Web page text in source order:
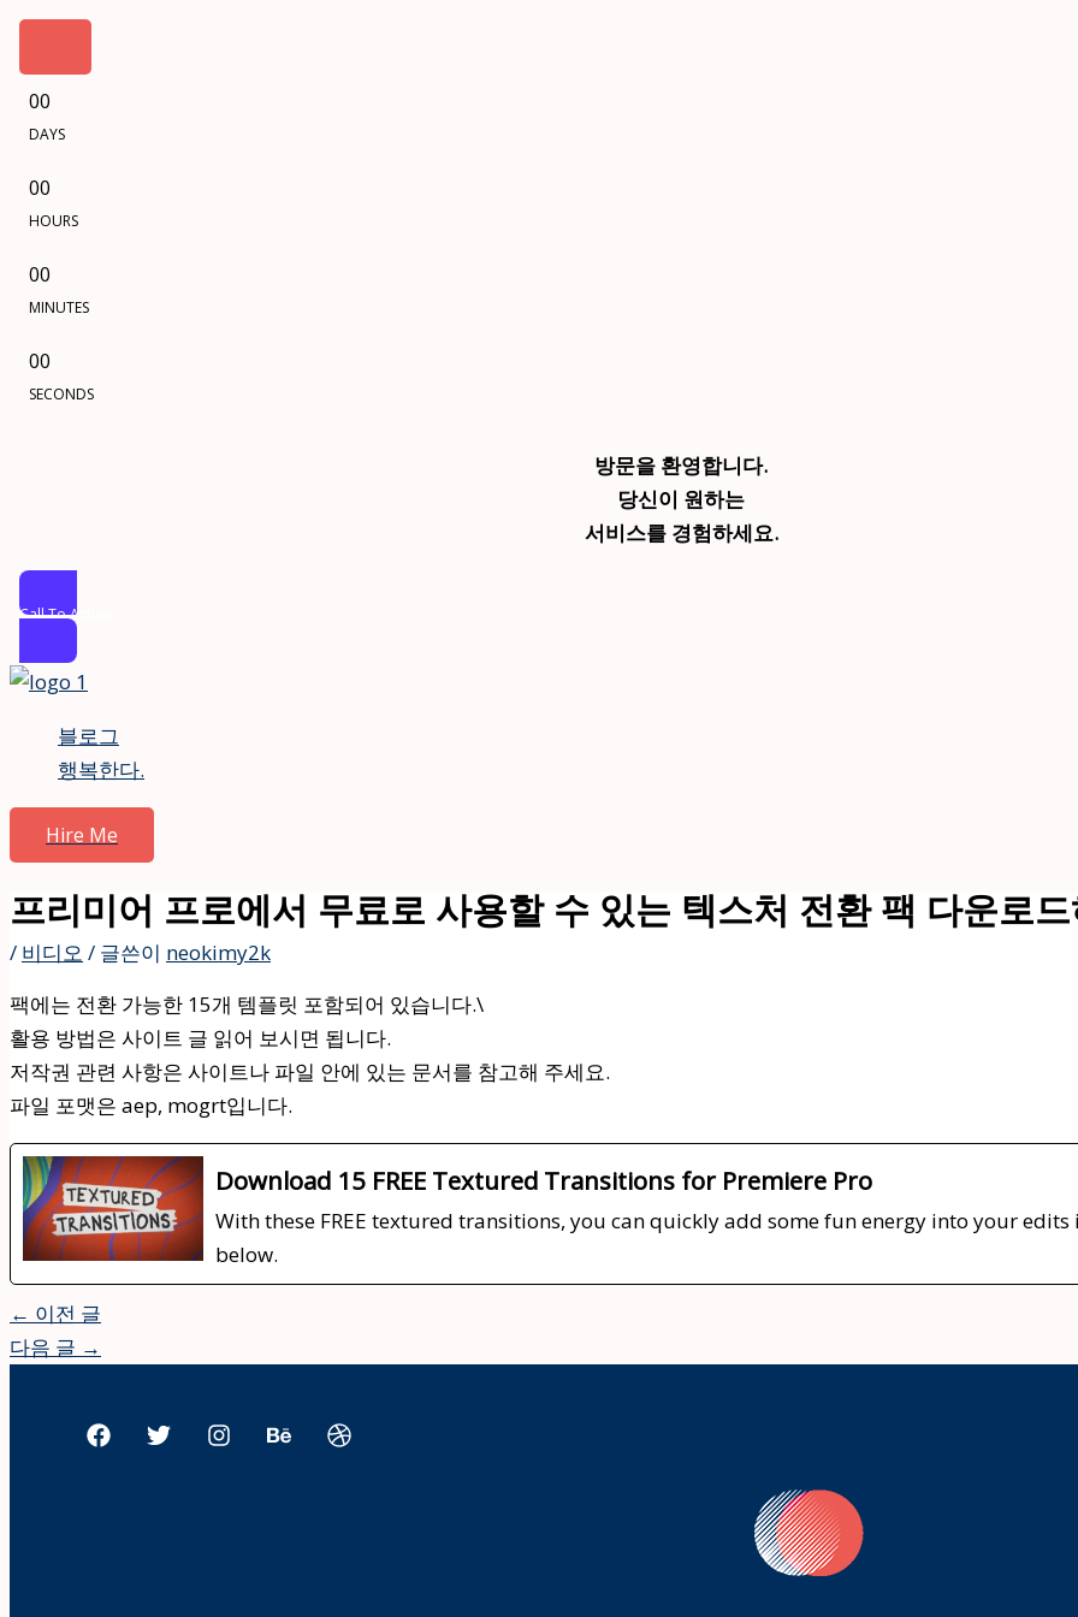
00
DAYS
00
HOURS
00
MINUTES
00
SECONDS
방문을 환영합니다.
당신이 원하는
서비스를 경험하세요.
Call To Action
콘
건
기
블로그
행복한다.
Hire Me
프리미어 프로에서 무료로 사용할 수 있는 텍스처 전환 팩 다운로
/ 비디오 / 글쓴이 neokimy2k
팩에는 전환 가능한 15개 템플릿 포함되어 있습니다.\
활용 방법은 사이트 글 읽어 보시면 됩니다.
저작권 관련 사항은 사이트나 파일 안에 있는 문서를 참고해 주세요.
파일 포맷은 aep, mogrt입니다.
Download 15 FREE Textured Transitions for Premiere Pro
With these FREE textured transitions, you can quickly add some fun energy into your
below.
← 이전 글
다음 글 →